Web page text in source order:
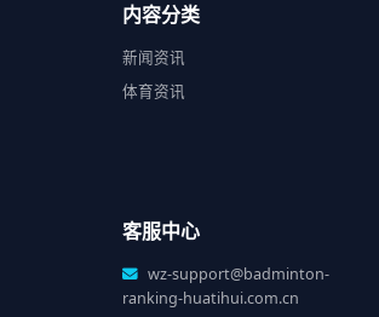
内容分类
新闻资讯
体育资讯
客服中心
wz-support@badminton-
ranking-huatihui.com.cn